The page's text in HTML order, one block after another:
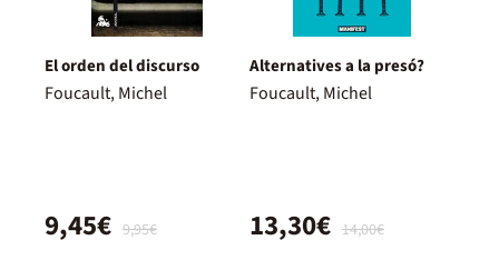
El orden del discurso
Foucault, Michel
9,95€
9,45€
Alternatives a la presó?
Foucault, Michel
14,00€
13,30€